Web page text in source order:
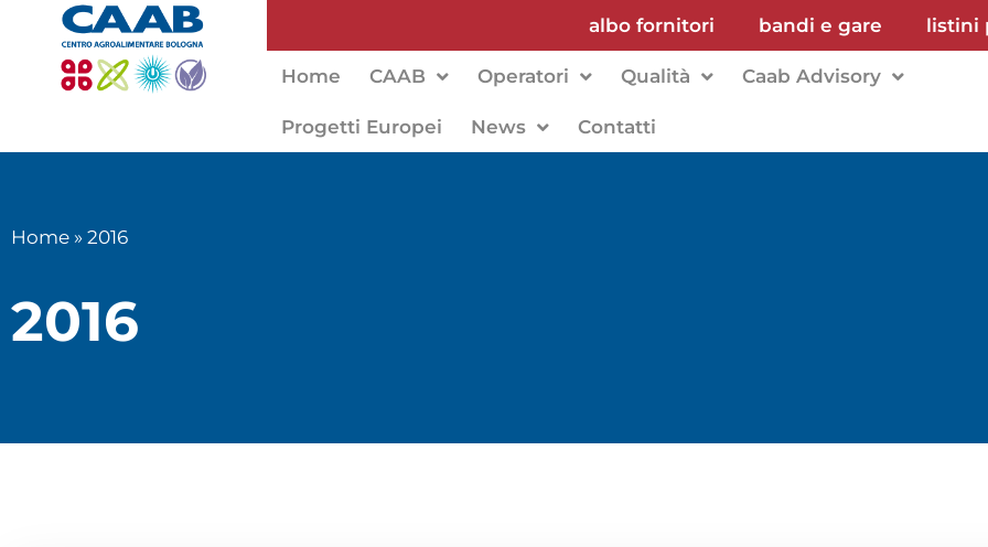
albo fornitori bandi e gare listini
Home CAAB Operatori Qualità Caab Advisory
Progetti Europei News Contatti
Home » 2016
2016